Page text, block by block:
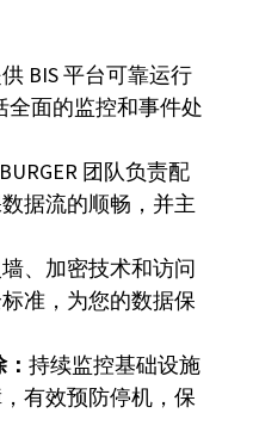
BIS 平台可靠运行
全面的监控和事件处
团队负责配
据流的顺畅，并主
、加密技术和访问
准，为您的数据保
持续监控基础设施
有效预防停机，保